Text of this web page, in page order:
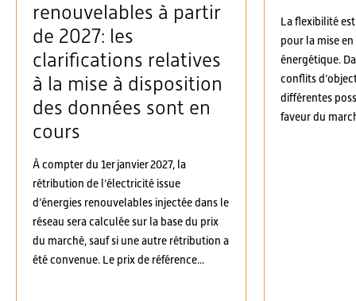
renouvelables à partir
de 2027: les
clarifications relatives
à la mise à disposition
des données sont en
cours
À compter du 1er janvier 2027, la
rétribution de l’électricité issue
d’énergies renouvelables injectée dans le
réseau sera calculée sur la base du prix
du marché, sauf si une autre rétribution a
été convenue. Le prix de référence...
La flexibilité
pour la mise
énergétique.
conflits
différentes
faveur du